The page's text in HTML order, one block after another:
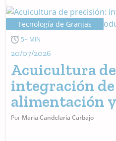
Tecnología de Granjas
5+ MIN
20/07/2026
Acuicultura
integración
alimentación
productivo
Por Maria Candelaria Carbajo